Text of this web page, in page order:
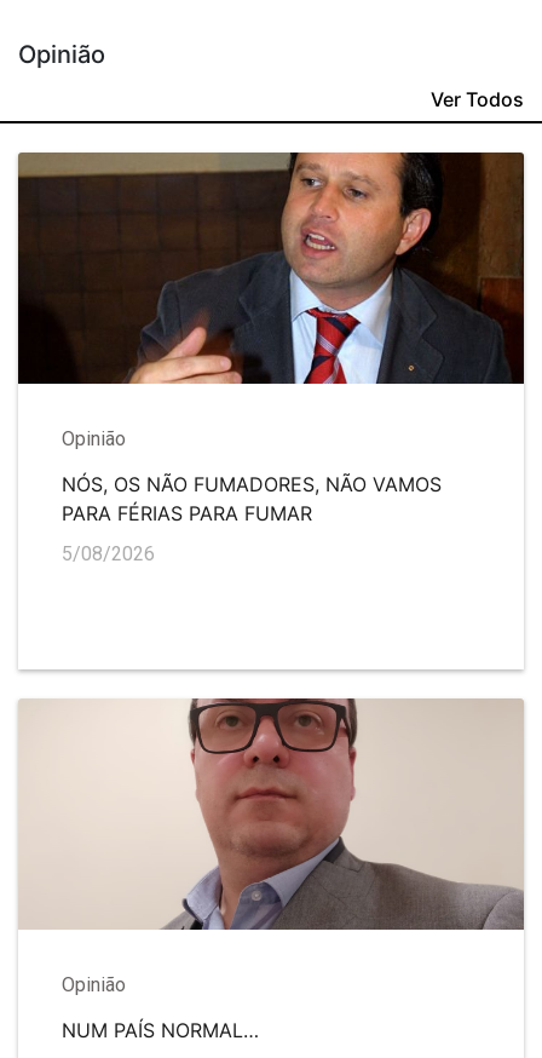
Opinião
Ver Todos
Opinião
NÓS, OS NÃO FUMADORES, NÃO VAMOS
PARA FÉRIAS PARA FUMAR
5/08/2026
Opinião
NUM PAÍS NORMAL…